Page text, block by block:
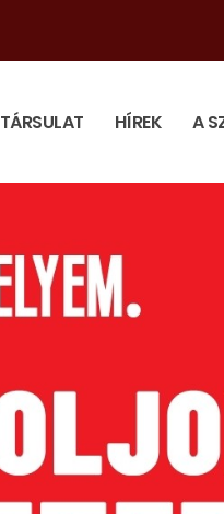
TÁRSULAT HÍREK A